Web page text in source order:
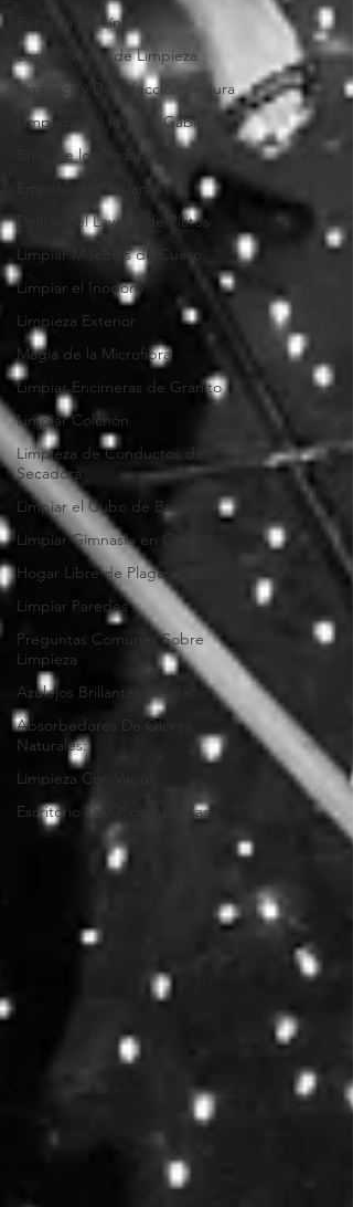
Reservar en Línea
Los 10 Trucos de Limpieza
Limpieza y Desinfección Segura
Limpieza del Interior Gabinetes
Brillo de los Rodapiés
Empolvado Persianas
Delicia del Lavado de Platos
Limpiar Muebles de Cuero
Limpiar el Inodoro
Limpieza Exterior
Magia de la Microfibra
Limpiar Encimeras de Granito
Limpiar Colchón
Limpieza de Conductos de
Secadora
Limpiar el Cubo de Basura
Limpiar Gimnasio en Casa
Hogar Libre de Plagas
Limpiar Paredes
Preguntas Comunes Sobre
Limpieza
Azulejos Brillantes del Baño
Absorbedores De Olores
Naturales:
Limpieza Con Vapor
Escritorio De Oficina En Casa